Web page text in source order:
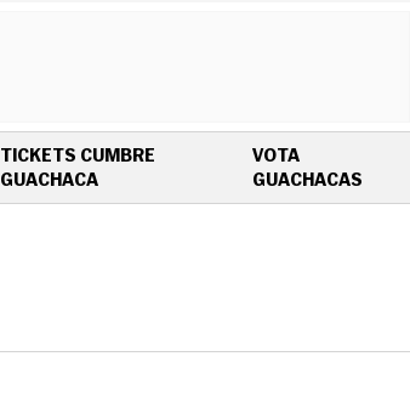
TICKETS CUMBRE
GUACHACAOPENS IN NEW WINDOW
VOTA
GUACHACAS